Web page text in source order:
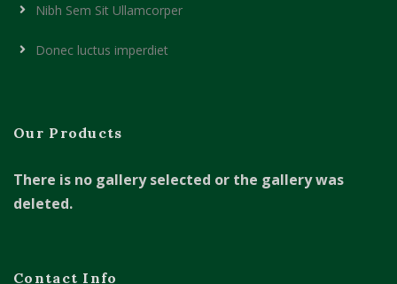
Nibh Sem Sit Ullamcorper
Donec luctus imperdiet
Our Products
There is no gallery selected or the gallery was
deleted.
Contact Info